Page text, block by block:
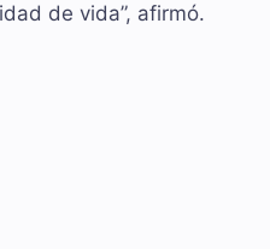
de vida”, afirmó.